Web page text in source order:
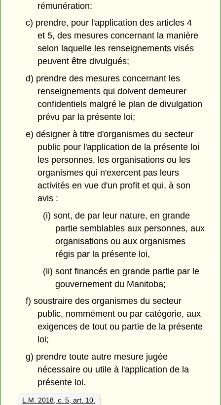
rémunération;
c) prendre, pour l'application des articles 4
et 5, des mesures concernant la manière
selon laquelle les renseignements visés
peuvent être divulgués;
d) prendre des mesures concernant les
renseignements qui doivent demeurer
confidentiels malgré le plan de divulgation
prévu par la présente loi;
e) désigner à titre d'organismes du secteur
public pour l'application de la présente loi
les personnes, les organisations ou les
organismes qui n'exercent pas leurs
activités en vue d'un profit et qui, à son
avis :
(i) sont, de par leur nature, en grande
partie semblables aux personnes, aux
organisations ou aux organismes
régis par la présente loi,
(ii) sont financés en grande partie par le
gouvernement du Manitoba;
f) soustraire des organismes du secteur
public, nommément ou par catégorie, aux
exigences de tout ou partie de la présente
loi;
g) prendre toute autre mesure jugée
nécessaire ou utile à l'application de la
présente loi.
L.M. 2018, c. 5, art. 10.